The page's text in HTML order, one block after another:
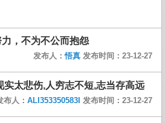
，不为不公而抱怨
发布人：悟真 发布时间：23-12-27
实太悲伤,人穷志不短,志当存高远
布人： ALI353350583I 发布时间：23-12-27